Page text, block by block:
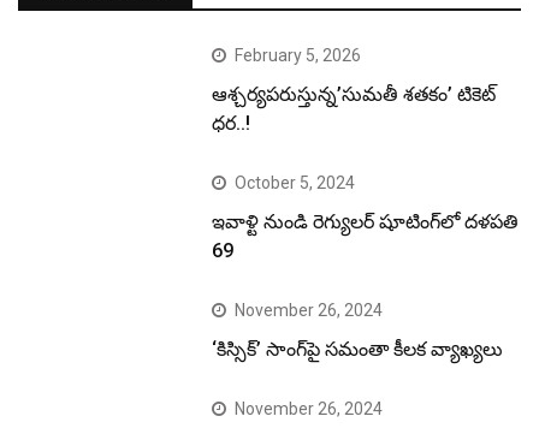
February 5, 2026
ఆశ్చర్యపరుస్తున్న’సుమతీ శతకం’ టికెట్
ధర..!
October 5, 2024
ఇవాళ్టి నుండి రెగ్యులర్ షూటింగ్‌లో దళపతి
69
November 26, 2024
‘కిస్సిక్’ సాంగ్‌పై సమంతా కీలక వ్యాఖ్యలు
November 26, 2024